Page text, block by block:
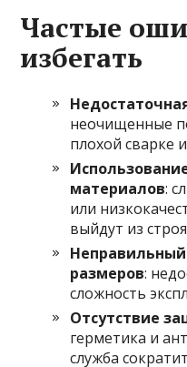
Частые
избегать
неочищенные
плохой сварке
материалов:
или
выйдут из
Неправильный
размеров:
сложность
Отсутствие
герметика и
служба